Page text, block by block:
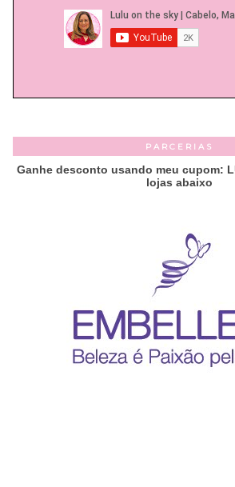
PARCERIAS
Ganhe desconto usando meu cupom:
lojas abaixo